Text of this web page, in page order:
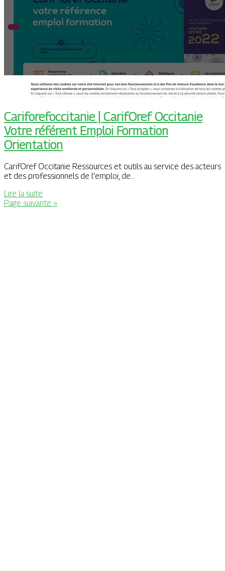
Cariforefoccita­nie | CarifOref Occitanie
Votre référent Emploi Formation
Orientation
CarifOref Occitanie Ressources et outils au service des acteurs
et des professionnels de l’emploi, de…
Lire la suite
Page suivante »